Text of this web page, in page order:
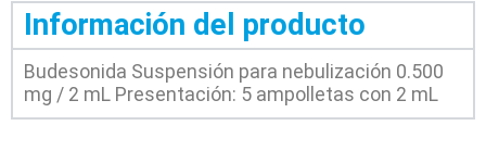
Información del producto
Budesonida Suspensión para nebulización 0.500
mg / 2 mL Presentación: 5 ampolletas con 2 mL